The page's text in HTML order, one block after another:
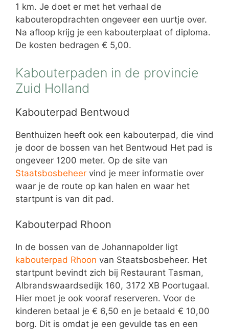
1 km. Je doet er met het verhaal de
kabouteropdrachten ongeveer een uurtje over.
Na afloop krijg je een kabouterplaat of diploma.
De kosten bedragen € 5,00.
Kabouterpaden in de provincie
Zuid Holland
Kabouterpad Bentwoud
Benthuizen heeft ook een kabouterpad, die vind
je door de bossen van het Bentwoud Het pad is
ongeveer 1200 meter. Op de site van
Staatsbosbeheer vind je meer informatie over
waar je de route op kan halen en waar het
startpunt is van dit pad.
Kabouterpad Rhoon
In de bossen van de Johannapolder ligt
kabouterpad Rhoon van Staatsbosbeheer. Het
startpunt bevindt zich bij Restaurant Tasman,
Albrandswaardsedijk 160, 3172 XB Poortugaal.
Hier moet je ook vooraf reserveren. Voor de
kinderen betaal je € 6,50 en je betaald € 10,00
borg. Dit is omdat je een gevulde tas en een